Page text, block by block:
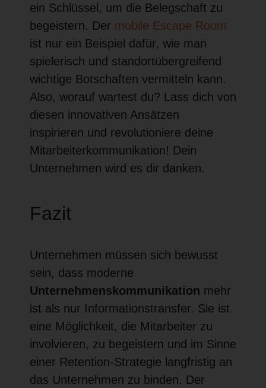
ein Schlüssel, um die Belegschaft zu
begeistern. Der mobile Escape Room
ist nur ein Beispiel dafür, wie man
spielerisch und standortübergreifend
wichtige Botschaften vermitteln kann.
Also, worauf wartest du? Lass dich von
diesen innovativen Ansätzen
inspirieren und revolutioniere deine
Mitarbeiterkommunikation! Dein
Unternehmen wird es dir danken.
Fazit
Unternehmen müssen sich bewusst
sein, dass moderne
Unternehmenskommunikation mehr
ist als nur Informationstransfer. Sie ist
eine Möglichkeit, die Mitarbeiter zu
involvieren, zu begeistern und im Sinne
einer Retention-Strategie langfristig an
das Unternehmen zu binden. Der